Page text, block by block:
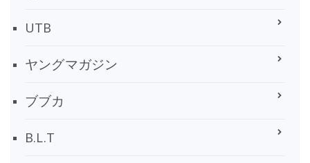
UTB
ヤングマガジン
ブブカ
B.L.T